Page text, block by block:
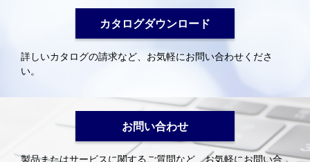
カタログダウンロード
詳しいカタログの請求など、お気軽にお問い合わせくださ
い。
お問い合わせ
製品またはサービスに関するご質問など、お気軽にお問い合